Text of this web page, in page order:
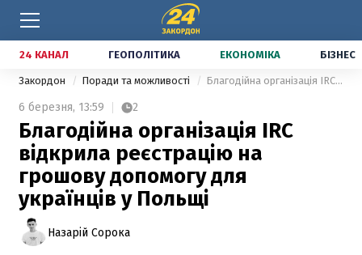
24 КАНАЛ ГЕОПОЛІТИКА ЕКОНОМІКА БІЗНЕС
Закордон Поради та можливості Благодійна організація IRC відкрила реєстрацію на грошову допомогу для українців у Польщі
6 березня, 13:59 2
Благодійна організація IRC
відкрила реєстрацію на
грошову допомогу для
українців у Польщі
Назарій Сорока